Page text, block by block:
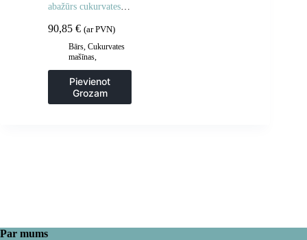
abažūrs cukurvates
90,85 € (ar PVN)
Bārs, Cukurvates
mašīnas,
Pievienot
Grozam
Par mums